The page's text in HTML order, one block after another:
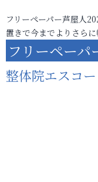
フリーペーパー芦屋人
置きで今までよりさら
フリーペー
整体院エスコ